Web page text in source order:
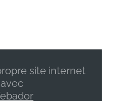
site internet
avec